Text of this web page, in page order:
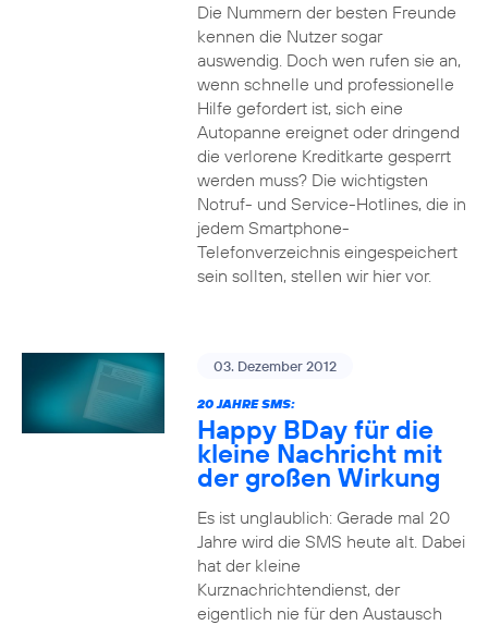
Die Nummern der besten Freunde
kennen die Nutzer sogar
auswendig. Doch wen rufen sie an,
wenn schnelle und professionelle
Hilfe gefordert ist, sich eine
Autopanne ereignet oder dringend
die verlorene Kreditkarte gesperrt
werden muss? Die wichtigsten
Notruf- und Service-Hotlines, die in
jedem Smartphone-
Telefonverzeichnis eingespeichert
sein sollten, stellen wir hier vor.
03. Dezember 2012
20 JAHRE SMS:
Happy BDay für die
kleine Nachricht mit
der großen Wirkung
Es ist unglaublich: Gerade mal 20
Jahre wird die SMS heute alt. Dabei
hat der kleine
Kurznachrichtendienst, der
eigentlich nie für den Austausch